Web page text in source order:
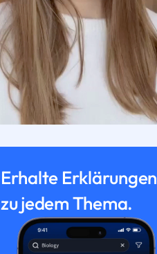
Erhalte Erklärungen
zu jedem Thema.